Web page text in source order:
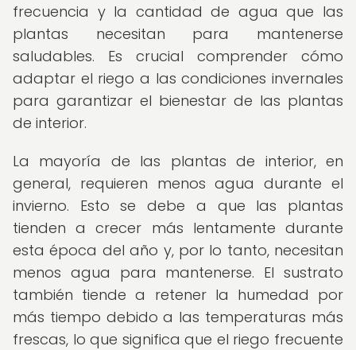
frecuencia y la cantidad de agua que las
plantas necesitan para mantenerse
saludables. Es crucial comprender cómo
adaptar el riego a las condiciones invernales
para garantizar el bienestar de las plantas
de interior.
La mayoría de las plantas de interior, en
general, requieren menos agua durante el
invierno. Esto se debe a que las plantas
tienden a crecer más lentamente durante
esta época del año y, por lo tanto, necesitan
menos agua para mantenerse. El sustrato
también tiende a retener la humedad por
más tiempo debido a las temperaturas más
frescas, lo que significa que el riego frecuente